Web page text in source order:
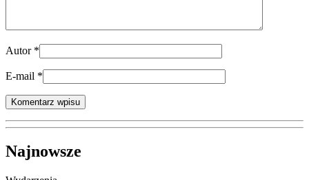
Autor *
E-mail *
Najnowsze